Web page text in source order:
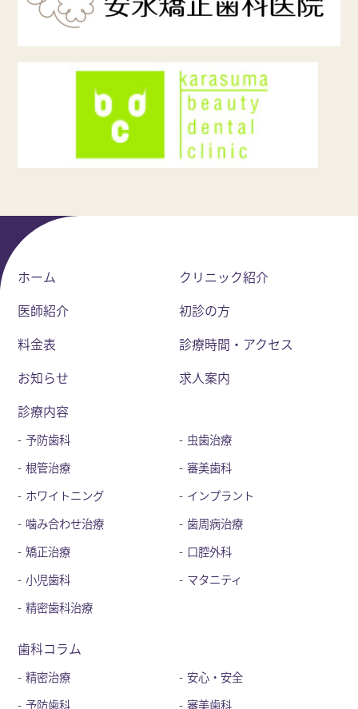
ホーム
クリニック紹介
医師紹介
初診の方
料金表
診療時間・アクセス
お知らせ
求人案内
診療内容
予防歯科
虫歯治療
根管治療
審美歯科
ホワイトニング
インプラント
噛み合わせ治療
歯周病治療
矯正治療
口腔外科
小児歯科
マタニティ
精密歯科治療
歯科コラム
精密治療
安心・安全
予防歯科
審美歯科